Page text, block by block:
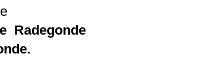
Radegonde